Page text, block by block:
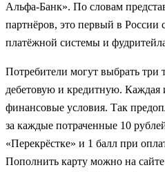
Альфа-Банк». По словам
партнёров, это первый в России
платёжной системы и
Потребители могут выбрать три
дебетовую и кредитную. Каждая
финансовые условия. Так
за каждые потраченные 10
«Перекрёстке» и 1 балл при
Пополнить карту можно на